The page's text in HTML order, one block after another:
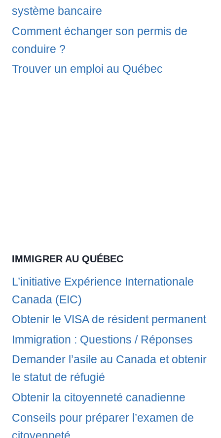
système bancaire
Comment échanger son permis de
conduire ?
Trouver un emploi au Québec
IMMIGRER AU QUÉBEC
L’initiative Expérience Internationale
Canada (EIC)
Obtenir le VISA de résident permanent
Immigration : Questions / Réponses
Demander l’asile au Canada et obtenir
le statut de réfugié
Obtenir la citoyenneté canadienne
Conseils pour préparer l’examen de
citoyenneté